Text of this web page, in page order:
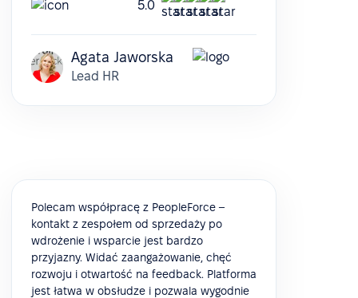
5.0
Agata Jaworska
Lead HR
Polecam współpracę z PeopleForce –
kontakt z zespołem od sprzedaży po
wdrożenie i wsparcie jest bardzo
przyjazny. Widać zaangażowanie, chęć
rozwoju i otwartość na feedback. Platforma
jest łatwa w obsłudze i pozwala wygodnie